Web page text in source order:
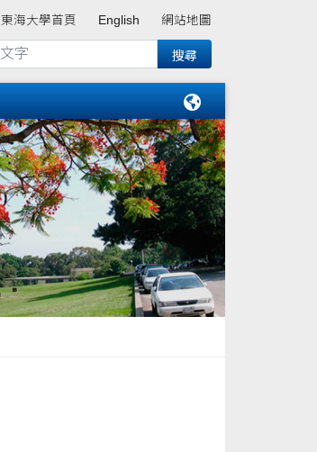
東海大學首頁 English 網站地圖